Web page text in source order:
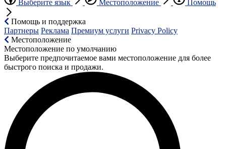
Выберите язык Местоположение Помощь
Помощь и поддержка
Партнеры Реклама Премиум услуги Privacy Policy
Местоположение
Местоположение по умолчанию
Выберите предпочитаемое вами местоположение для более
быстрого поиска и продажи.